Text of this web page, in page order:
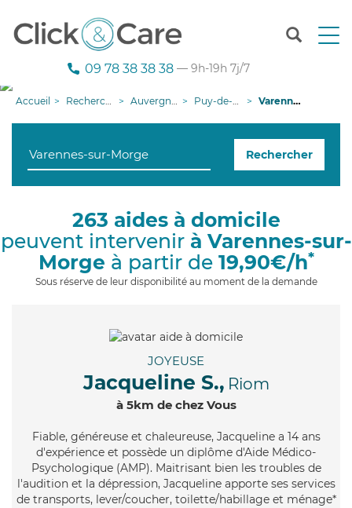
T
n
g
i
09 78 38 38 38 — 9h-19h 7j/7
Accueil Recherche aide à domicile Auvergne-Rhône-Alpes Puy-de-Dôme Varennes-sur-Morge
Rechercher
263 aides à domicile
peuvent intervenir à Varennes-sur-
Morge à partir de 19,90€/h*
Sous réserve de leur disponibilité au moment de la demande
JOYEUSE
Jacqueline S., Riom
à 5km de chez Vous
Fiable, généreuse et chaleureuse, Jacqueline a 14 ans
d'expérience et possède un diplôme d'Aide Médico-
Psychologique (AMP). Maitrisant bien les troubles de
l'audition et la dépression, Jacqueline apporte ses services
de transports, lever/coucher, toilette/habillage et ménage*